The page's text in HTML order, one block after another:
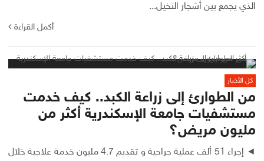
الذي يجمع بين أشجار النخيل...
أكمل القراءة
كل الأخبار
من الطوارئ إلى زراعة الكبد.. كيف خدمت
مستشفيات جامعة الإسكندرية أكثر من
مليون مريض؟
◄ إجراء 51 ألف عملية جراحية و تقديم 4.7 مليون خدمة علاجية خلال